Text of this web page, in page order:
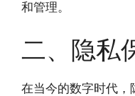
和管理。
二、隐私
在当今的数字时代，